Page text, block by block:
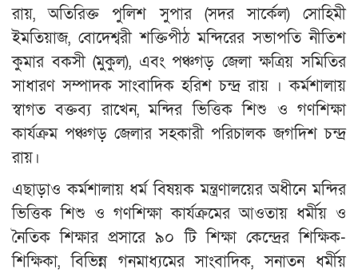
রায়, অতিরিক্ত পুলিশ সুপার (সদর সার্কেল) সোহিমী
ইমতিয়াজ, বোদেশ্বরী শক্তিপীঠ মন্দিরের সভাপতি নীতিশ
কুমার বকসী (মুকুল), এবং পঞ্চগড় জেলা ক্ষত্রিয় সমিতির
সাধারণ সম্পাদক সাংবাদিক হরিশ চন্দ্র রায় । কর্মশালায়
স্বাগত বক্তব্য রাখেন, মন্দির ভিত্তিক শিশু ও গণশিক্ষা
কার্যক্রম পঞ্চগড় জেলার সহকারী পরিচালক জগদিশ চন্দ্র
রায়।
এছাড়াও কর্মশালায় ধর্ম বিষয়ক মন্ত্রণালয়ের অধীনে মন্দির
ভিত্তিক শিশু ও গণশিক্ষা কার্যক্রমের আওতায় ধর্মীয় ও
নৈতিক শিক্ষার প্রসারে ৯০ টি শিক্ষা কেন্দ্রের শিক্ষিক-
শিক্ষিকা, বিভিন্ন গনমাধ্যমের সাংবাদিক, সনাতন ধর্মীয়